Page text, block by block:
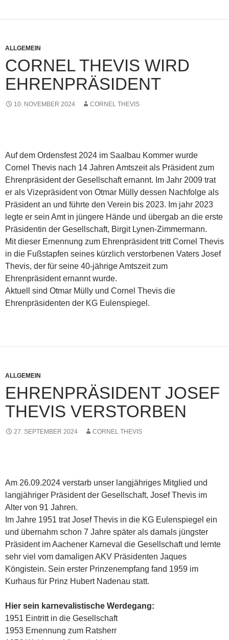
ALLGEMEIN
CORNEL THEVIS WIRD
EHRENPRÄSIDENT
10. NOVEMBER 2024 CORNEL THEVIS
Auf dem Ordensfest 2024 im Saalbau Kommer wurde
Cornel Thevis nach 14 Jahren Amtszeit als Präsident zum
Ehrenpräsident der Gesellschaft ernannt. Im Jahr 2009 trat
er als Vizepräsident von Otmar Mülly dessen Nachfolge als
Präsident an und führte den Verein bis 2023. Im jahr 2023
legte er sein Amt in jüngere Hände und übergab an die erste
Präsidentin der Gesellschaft, Birgit Lynen-Zimmermann.
Mit dieser Ernennung zum Ehrenpräsident tritt Cornel Thevis
in die Fußstapfen seines kürzlich verstorbenen Vaters Josef
Thevis, der für seine 40-jährige Amtszeit zum
Ehrenpräsident ernannt wurde.
Aktuell sind Otmar Mülly und Cornel Thevis die
Ehrenpräsidenten der KG Eulenspiegel.
ALLGEMEIN
EHRENPRÄSIDENT JOSEF
THEVIS VERSTORBEN
27. SEPTEMBER 2024 CORNEL THEVIS
Am 26.09.2024 verstarb unser langjähriges Mitglied und
langjähriger Präsident der Gesellschaft, Josef Thevis im
Alter von 91 Jahren.
Im Jahre 1951 trat Josef Thevis in die KG Eulenspiegel ein
und übernahm schon 7 Jahre später als damals jüngster
Präsident im Aachener Karneval die Gesellschaft und lernte
sehr viel vom damaligen AKV Präsidenten Jaques
Köngistein. Sein erster Prinzenempfang fand 1959 im
Kurhaus für Prinz Hubert Nadenau statt.
Hier sein karnevalistische Werdegang:
1951 Eintritt in die Gesellschaft
1953 Ernennung zum Ratsherr